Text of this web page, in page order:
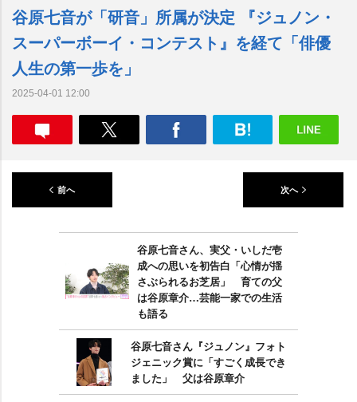
t
谷原七音が「研音」所属が決定 『ジュノン・
スーパーボーイ・コンテスト』を経て「俳優
人生の第一歩を」
2025-04-01 12:00
前へ 次へ
谷原七音さん、実父・いしだ壱
成への思いを初告白「心情が揺
さぶられるお芝居」 育ての父
は谷原章介…芸能一家での生活
も語る
谷原七音さん『ジュノン』フォト
ジェニック賞に「すごく成長でき
ました」 父は谷原章介